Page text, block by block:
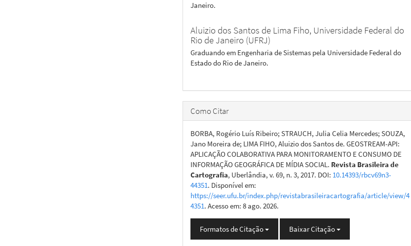
Janeiro.
Aluizio dos Santos de Lima Fiho, Universidade Federal do
Rio de Janeiro (UFRJ)
Graduando em Engenharia de Sistemas pela Universidade Federal do
Estado do Rio de Janeiro.
Como Citar
BORBA, Rogério Luís Ribeiro; STRAUCH, Julia Celia Mercedes; SOUZA,
Jano Moreira de; LIMA FIHO, Aluizio dos Santos de. GEOSTREAM-API:
APLICAÇÃO COLABORATIVA PARA MONITORAMENTO E CONSUMO DE
INFORMAÇÃO GEOGRÁFICA DE MÍDIA SOCIAL. Revista Brasileira de
Cartografia, Uberlândia, v. 69, n. 3, 2017. DOI: 10.14393/rbcv69n3-
44351. Disponível em:
https://seer.ufu.br/index.php/revistabrasileiracartografia/article/view/4
4351. Acesso em: 8 ago. 2026.
Formatos de Citação Baixar Citação